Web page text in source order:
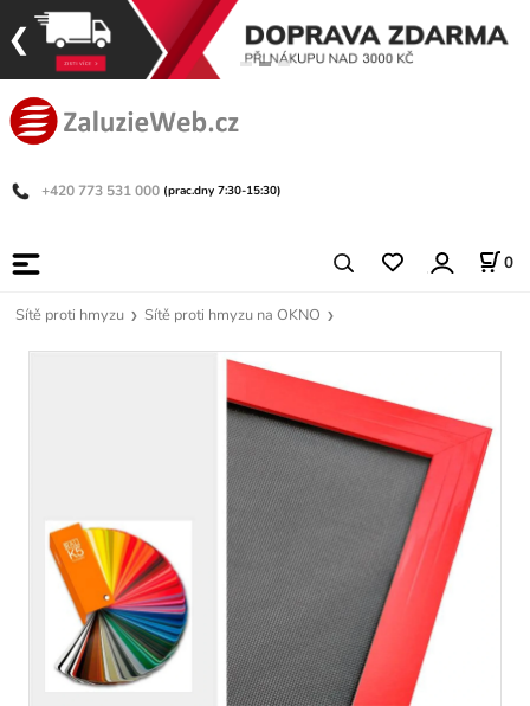
+420 773 531 000 (prac.dny 7:30-15:30)
0
Sítě proti hmyzu Sítě proti hmyzu na OKNO